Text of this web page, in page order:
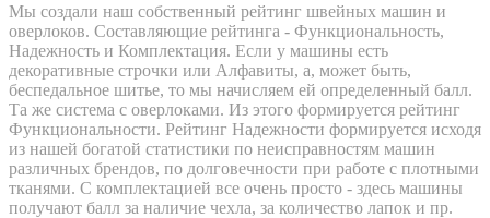
Мы создали наш собственный рейтинг швейных машин и
оверлоков. Составляющие рейтинга - Функциональность,
Надежность и Комплектация. Если у машины есть
декоративные строчки или Алфавиты, а, может быть,
беспедальное шитье, то мы начисляем ей определенный балл.
Та же система с оверлоками. Из этого формируется рейтинг
Функциональности. Рейтинг Надежности формируется исходя
из нашей богатой статистики по неисправностям машин
различных брендов, по долговечности при работе с плотными
тканями. С комплектацией все очень просто - здесь машины
получают балл за наличие чехла, за количество лапок и пр.